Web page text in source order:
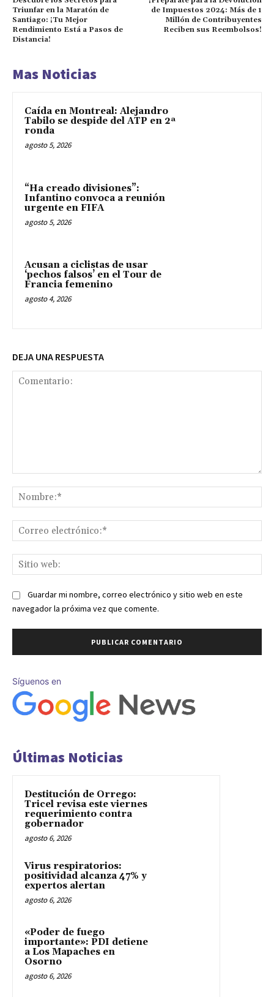
Triunfar en la Maratón de
Santiago: ¡Tu Mejor
Rendimiento Está a Pasos de
Distancia!
de Impuestos 2024: Más de 1
Millón de Contribuyentes
Reciben sus Reembolsos!
Mas Noticias
Caída en Montreal: Alejandro
Tabilo se despide del ATP en 2ª
ronda
agosto 5, 2026
“Ha creado divisiones”:
Infantino convoca a reunión
urgente en FIFA
agosto 5, 2026
Acusan a ciclistas de usar
‘pechos falsos’ en el Tour de
Francia femenino
agosto 4, 2026
DEJA UNA RESPUESTA
Guardar mi nombre, correo electrónico y sitio web en este
navegador la próxima vez que comente.
Síguenos en
Últimas Noticias
Destitución de Orrego:
Tricel revisa este viernes
requerimiento contra
gobernador
agosto 6, 2026
Virus respiratorios:
positividad alcanza 47% y
expertos alertan
agosto 6, 2026
«Poder de fuego
importante»: PDI detiene
a Los Mapaches en
Osorno
agosto 6, 2026